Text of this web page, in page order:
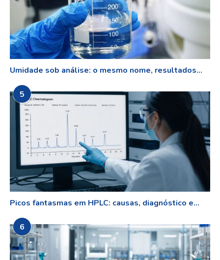
Umidade sob análise: o mesmo nome, resultados...
5
Picos fantasmas em HPLC: causas, diagnóstico e...
6